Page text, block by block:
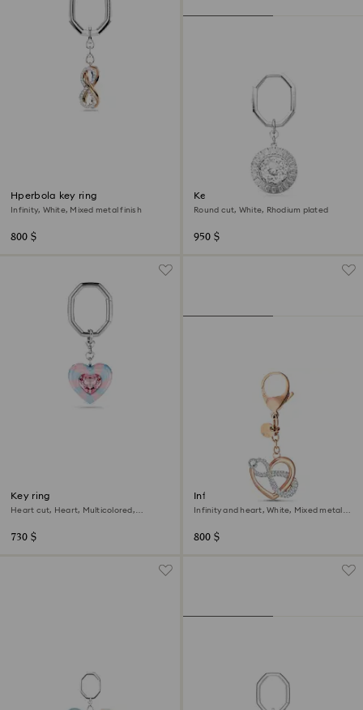
Hperbola key ring
Infinity, White, Mixed metal finish
800 $
Key ring
Round cut, White, Rhodium plated
950 $
Key ring
Heart cut, Heart, Multicolored,
730 $
Infinite bag charm
Infinity and heart, White, Mixed metal
800 $